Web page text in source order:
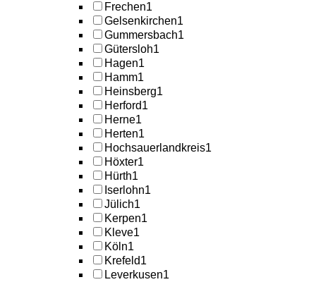
Frechen1
Gelsenkirchen1
Gummersbach1
Gütersloh1
Hagen1
Hamm1
Heinsberg1
Herford1
Herne1
Herten1
Hochsauerlandkreis1
Höxter1
Hürth1
Iserlohn1
Jülich1
Kerpen1
Kleve1
Köln1
Krefeld1
Leverkusen1